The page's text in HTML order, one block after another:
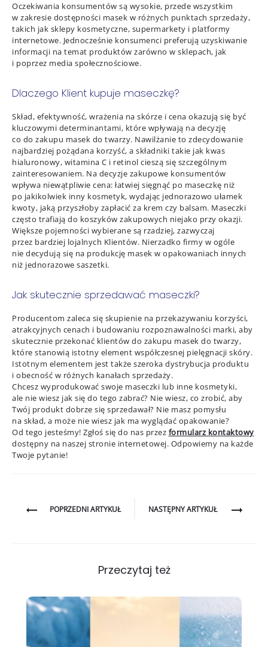
Oczekiwania konsumentów są wysokie, przede wszystkim
w zakresie dostępności masek w różnych punktach sprzedaży,
takich jak sklepy kosmetyczne, supermarkety i platformy
internetowe. Jednocześnie konsumenci preferują uzyskiwanie
informacji na temat produktów zarówno w sklepach, jak
i poprzez media społecznościowe.
Dlaczego Klient kupuje maseczkę?
Skład, efektywność, wrażenia na skórze i cena okazują się być
kluczowymi determinantami, które wpływają na decyzję
co do zakupu masek do twarzy. Nawilżanie to zdecydowanie
najbardziej pożądana korzyść, a składniki takie jak kwas
hialuronowy, witamina C i retinol cieszą się szczególnym
zainteresowaniem. Na decyzje zakupowe konsumentów
wpływa niewątpliwie cena: łatwiej sięgnąć po maseczkę niż
po jakikolwiek inny kosmetyk, wydając jednorazowo ułamek
kwoty, jaką przyszłoby zapłacić za krem czy balsam. Maseczki
często trafiają do koszyków zakupowych niejako przy okazji.
Większe pojemności wybierane są rzadziej, zazwyczaj
przez bardziej lojalnych Klientów. Nierzadko firmy w ogóle
nie decydują się na produkcję masek w opakowaniach innych
niż jednorazowe saszetki.
Jak skutecznie sprzedawać maseczki?
Producentom zaleca się skupienie na przekazywaniu korzyści,
atrakcyjnych cenach i budowaniu rozpoznawalności marki, aby
skutecznie przekonać klientów do zakupu masek do twarzy,
które stanowią istotny element współczesnej pielęgnacji skóry.
Istotnym elementem jest także szeroka dystrybucja produktu
i obecność w różnych kanałach sprzedaży.
Chcesz wyprodukować swoje maseczki lub inne kosmetyki,
ale nie wiesz jak się do tego zabrać? Nie wiesz, co zrobić, aby
Twój produkt dobrze się sprzedawał? Nie masz pomysłu
na skład, a może nie wiesz jak ma wyglądać opakowanie?
Od tego jesteśmy! Zgłoś się do nas przez formularz kontaktowy
dostępny na naszej stronie internetowej. Odpowiemy na każde
Twoje pytanie!
Nawigacja
POPRZEDNI ARTYKUŁ NASTĘPNY ARTYKUŁ
Przeczytaj też